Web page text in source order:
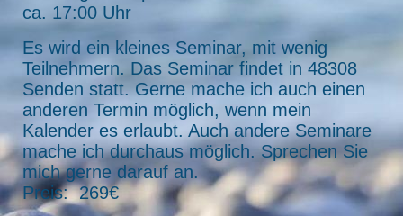
ca. 17:00 Uhr
Es wird ein kleines Seminar, mit wenig
Teilnehmern. Das Seminar findet in 48308
Senden statt. Gerne mache ich auch einen
anderen Termin möglich, wenn mein
Kalender es erlaubt. Auch andere Seminare
mache ich durchaus möglich. Sprechen Sie
mich gerne darauf an.
Preis: 269€